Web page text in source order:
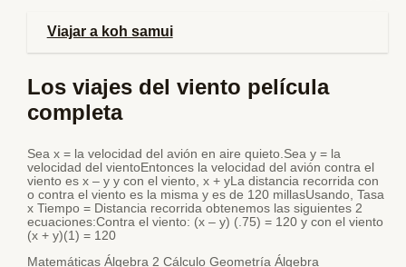
Viajar a koh samui
Los viajes del viento película
completa
Sea x = la velocidad del avión en aire quieto.Sea y = la
velocidad del vientoEntonces la velocidad del avión contra el
viento es x – y y con el viento, x + yLa distancia recorrida con
o contra el viento es la misma y es de 120 millasUsando, Tasa
x Tiempo = Distancia recorrida obtenemos las siguientes 2
ecuaciones:Contra el viento: (x – y) (.75) = 120 y con el viento
(x + y)(1) = 120
Matemáticas Álgebra 2 Cálculo Geometría Álgebra